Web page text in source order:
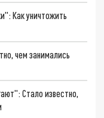
Как уничтожить
чем занимались
Стало известно,